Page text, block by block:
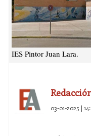
IES Pintor Juan Lara.
03-01-2025 |